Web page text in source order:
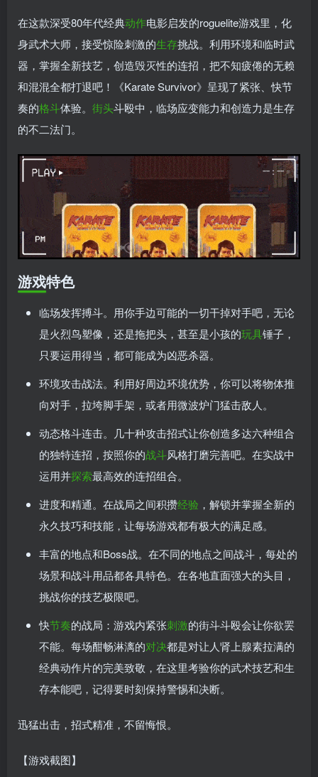
在这款深受80年代经典动作电影启发的roguelite游戏里，化
身武术大师，接受惊险刺激的生存挑战。利用环境和临时武
器，掌握全新技艺，创造毁灭性的连招，把不知疲倦的无赖
和混混全都打退吧！《Karate Survivor》呈现了紧张、快节
奏的格斗体验。 街头斗殴中，临场应变能力和创造力是生存
的不二法门。
游戏特色
临场发挥搏斗。用你手边可能的一切干掉对手吧，无论
是火烈鸟塑像，还是拖把头，甚至是小孩的玩具锤子，
只要运用得当，都可能成为凶恶杀器。
环境攻击战法。利用好周边环境优势，你可以将物体推
向对手，拉垮脚手架，或者用微波炉门猛击敌人。
动态格斗连击。几十种攻击招式让你创造多达六种组合
的独特连招，按照你的战斗风格打磨完善吧。在实战中
运用并探索最高效的连招组合。
进度和精通。在战局之间积攒经验 ，解锁并掌握全新的
永久技巧和技能，让每场游戏都有极大的满足感。
丰富的地点和Boss战。在不同的地点之间战斗，每处的
场景和战斗用品都各具特色。在各地直面强大的头目，
挑战你的技艺极限吧。
快节奏的战局：游戏内紧张刺激的街斗斗殴会让你欲罢
不能。每场酣畅淋漓的对决都是对让人肾上腺素拉满的
经典动作片的完美致敬，在这里考验你的武术技艺和生
存本能吧，记得要时刻保持警惕和决断。
迅猛出击，招式精准，不留悔恨。
【游戏截图】